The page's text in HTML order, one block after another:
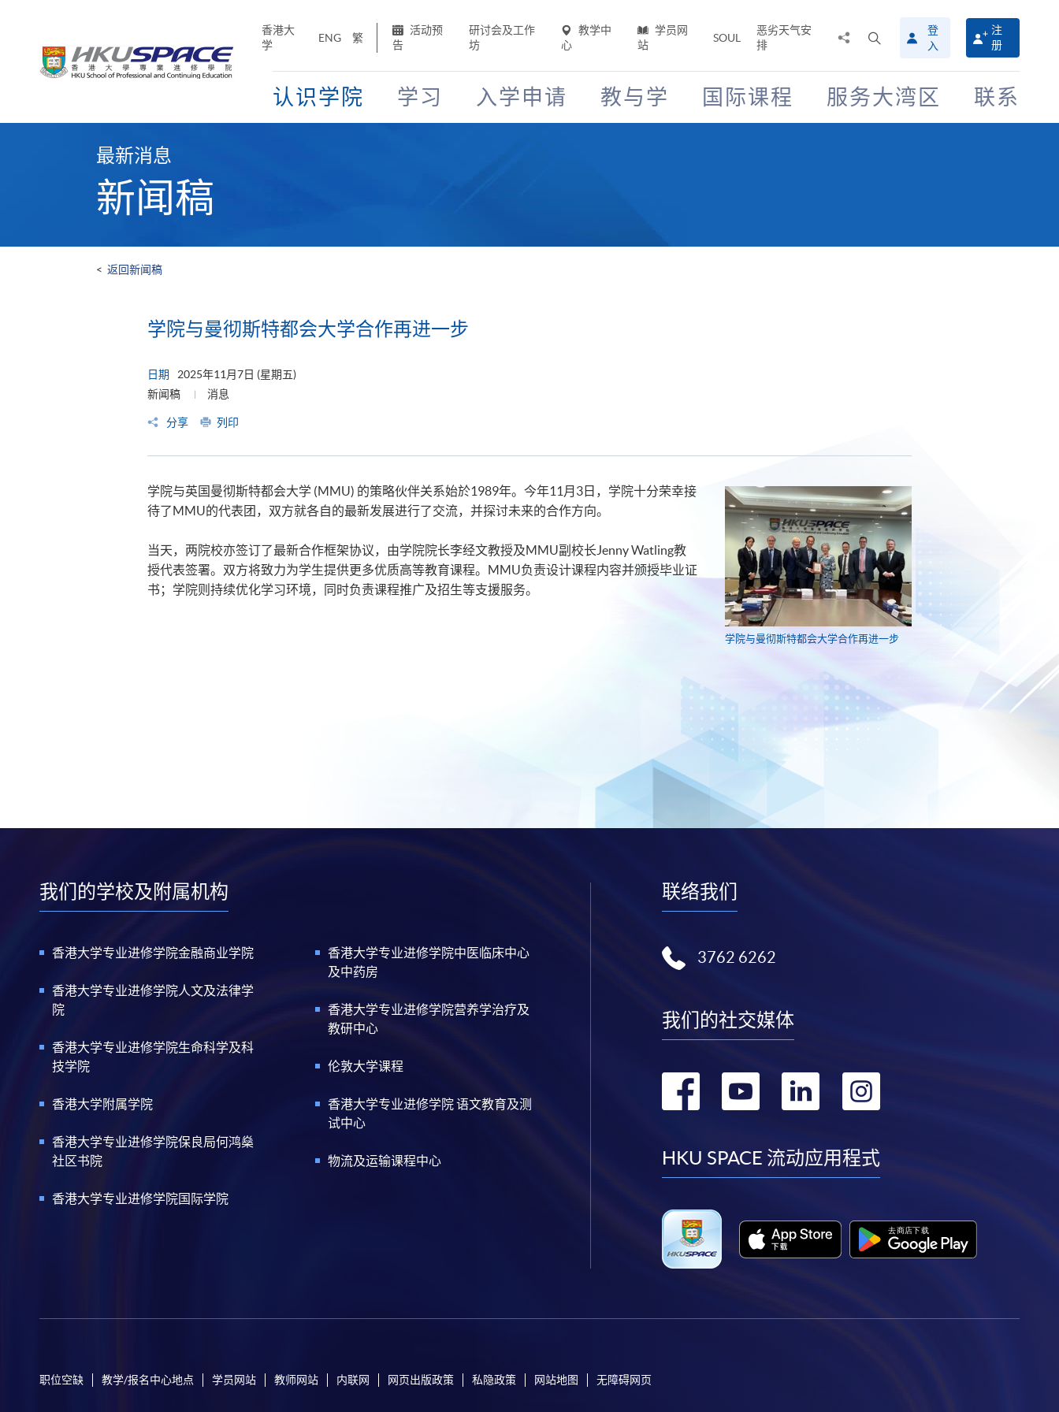
香港大
学
ENG 繁
活动预
告
研讨会及工作
坊
教学中
心
学员网
站
SOUL
恶劣天气安
排
搜
寻
介
面
登
入
注
册
认识学院 学习 入学申请 教与学 国际课程 服务大湾区 联系
最新消息
新闻稿
< 返回新闻稿
学院与曼彻斯特都会大学合作再进一步​
日期
2025年11月7日 (星期五)
新闻稿
消息
分享 列印
学院与曼彻斯特都会大学合作再进一步​
​​学院与英国曼彻斯特都会大学 (MMU) 的策略伙伴关系始於1989年。今年11月3日，学院十分荣幸接
待了MMU的代表团，双方​​就各自的最新发展进行了交流，并探讨​​未来的​​合作方向​​。​
​​当天，两院校亦签订了最新合作框架协议，由学院院长李经文教授及MMU副校长Jenny Watling教
授代表签署。​​双方将致力为学生提供更多优质高等教育课程。MMU负责设计课程内容并颁授毕业证
书；学院则持续优化学习环境，同时负责课程推广及招生等支援服务。​
我们的学校及附属机构
香港大学专业进修学院金融商业学院
香港大学专业进修学院人文及法律学
院
香港大学专业进修学院生命科学及科
技学院
香港大学附属学院
香港大学专业进修学院保良局何鸿燊
社区书院
香港大学专业进修学院国际学院
香港大学专业进修学院中医临床中心
及中药房
香港大学专业进修学院营养学治疗及
教研中心
伦敦大学课程
香港大学专业进修学院 语文教育及测
试中心
物流及运输课程中心
联络我们
3762 6262
我们的社交媒体
转
facebook
转
youtube
转
linkedininstagram
HKU SPACE 流动应用程式
职位空缺 教学/报名中心地点 学员网站 教师网站 内联网 网页出版政策 私隐政策 网站地图 无障碍网页